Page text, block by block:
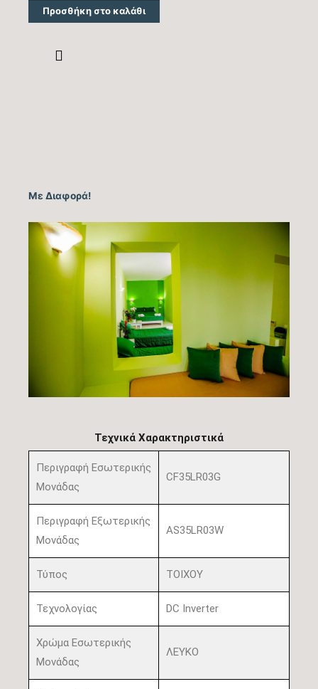
Προσθήκη στο καλάθι
Με Διαφορά!
Τεχνικά Χαρακτηριστικά
Περιγραφή Εσωτερικής
Μονάδας
CF35LR03G
Περιγραφή Εξωτερικής
Μονάδας
AS35LR03W
Τύπος ΤΟΙΧΟΥ
Τεχνολογίας DC Inverter
Χρώμα Εσωτερικής
Μονάδας
ΛΕΥΚΟ